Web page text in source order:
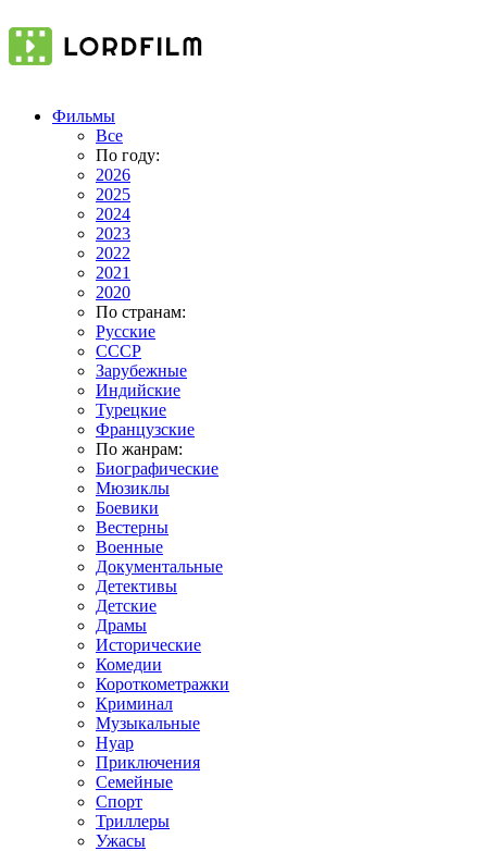
Фильмы
Все
По году:
2026
2025
2024
2023
2022
2021
2020
По странам:
Русские
СССР
Зарубежные
Индийские
Турецкие
Французские
По жанрам:
Биографические
Мюзиклы
Боевики
Вестерны
Военные
Документальные
Детективы
Детские
Драмы
Исторические
Комедии
Короткометражки
Криминал
Музыкальные
Нуар
Приключения
Семейные
Спорт
Триллеры
Ужасы